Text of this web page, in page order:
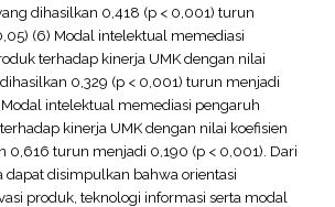
dihasilkan 0,418 (p < 0,001) turun
(6) Modal intelektual memediasi
terhadap kinerja UMK dengan nilai
0,329 (p < 0,001) turun menjadi
Modal intelektual memediasi pengaruh
kinerja UMK dengan nilai koefisien
0,616 turun menjadi 0,190 (p < 0,001). Dari
dapat disimpulkan bahwa orientasi
produk, teknologi informasi serta modal